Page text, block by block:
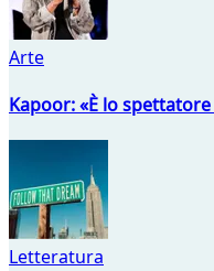
Arte
Kapoor: «È lo
Letteratura